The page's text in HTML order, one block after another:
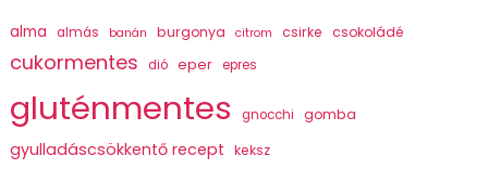
alma almás banán burgonya citrom csirke csokoládé
cukormentes dió eper epres
gluténmentes gnocchi gomba
gyulladáscsökkentő recept keksz